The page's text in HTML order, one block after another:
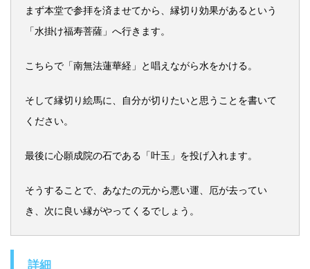
まず本堂で参拝を済ませてから、縁切り効果があるという
「水掛け福寿菩薩」へ行きます。
こちらで「南無法蓮華経」と唱えながら水をかける。
そして縁切り絵馬に、自分が切りたいと思うことを書いて
ください。
最後に心願成院の石である「叶玉」を投げ入れます。
そうすることで、あなたの元から悪い運、厄が去ってい
き、次に良い縁がやってくるでしょう。
詳細